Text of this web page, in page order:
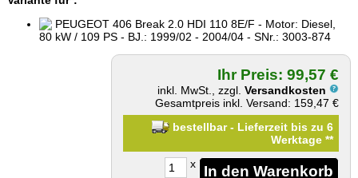
PEUGEOT 406 Break 2.0 HDI 110 8E/F - Motor: Diesel,
80 kW / 109 PS - BJ.: 1999/02 - 2004/04 - SNr.: 3003-874
Ihr Preis: 99,57 €
inkl. MwSt., zzgl.Versandkosten
Gesamtpreis inkl. Versand: 159,47 €
bestellbar - Lieferzeit bis zu 6
Werktage**
x